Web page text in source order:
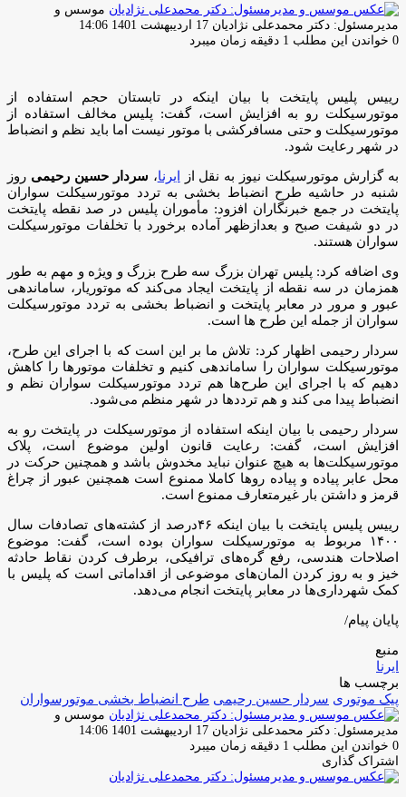
موسس و
مدیرمسئول: دکتر محمدعلی نژادیان ارسال
ایمیل
17 اردیبهشت 1401 14:06
0 خواندن این مطلب 1 دقیقه زمان میبرد
رییس پلیس پایتخت با بیان اینکه در تابستان حجم استفاده از
موتورسیکلت رو به افزایش است، گفت: پلیس مخالف استفاده از
موتورسیکلت و حتی مسافرکشی با موتور نیست اما باید نظم و انضباط
در شهر رعایت شود.
به گزارش موتورسیکلت نیوز به نقل از ایرنا، سردار حسین رحیمی روز
شنبه در حاشیه طرح انضباط بخشی به تردد موتورسیکلت سواران
پایتخت در جمع خبرنگاران افزود: مأموران پلیس در صد نقطه پایتخت
در دو شیفت صبح و بعدازظهر آماده برخورد با تخلفات موتورسیکلت
سواران هستند.
وی اضافه کرد: پلیس تهران بزرگ سه طرح بزرگ و ویژه و مهم به طور
همزمان در سه نقطه از پایتخت ایجاد می‌کند که موتوریار، ساماندهی
عبور و مرور در معابر پایتخت و انضباط بخشی به تردد موتورسیکلت
سواران از جمله این طرح ها است.
سردار رحیمی اظهار کرد: تلاش ما بر این است که با اجرای این طرح،
موتورسیکلت سواران را ساماندهی کنیم و تخلفات موتورها را کاهش
دهیم که با اجرای این طرح‌ها هم تردد موتورسیکلت سواران نظم و
انضباط پیدا می کند و هم ترددها در شهر منظم می‌شود.
سردار رحیمی با بیان اینکه استفاده از موتورسیکلت در پایتخت رو به
افزایش است، گفت: رعایت قانون اولین موضوع است، پلاک
موتورسیکلت‌ها به هیچ عنوان نباید مخدوش باشد و همچنین حرکت در
محل عابر پیاده و پیاده روها کاملا ممنوع است همچنین عبور از چراغ
قرمز و داشتن بار غیرمتعارف ممنوع است.
رییس پلیس پایتخت با بیان اینکه ۴۶درصد از کشته‌های تصادفات سال
۱۴۰۰ مربوط به موتورسیکلت سواران بوده است، گفت: موضوع
اصلاحات هندسی، رفع گره‌های ترافیکی، برطرف کردن نقاط حادثه
خیز و به روز کردن المان‌های موضوعی از اقداماتی است که پلیس با
کمک شهرداری‌ها در معابر پایتخت انجام می‌دهد.
پایان پیام/
منبع
ایرنا
برچسب ها
پیک موتوری سردار حسین رحیمی طرح انضباط بخشی موتورسواران
موسس و
مدیرمسئول: دکتر محمدعلی نژادیان ارسال
ایمیل
17 اردیبهشت 1401 14:06
0 خواندن این مطلب 1 دقیقه زمان میبرد
اشتراک گذاری
فیس
توئیتر
لینکدین
واتس
تلگرام
اشتراک
چاپ